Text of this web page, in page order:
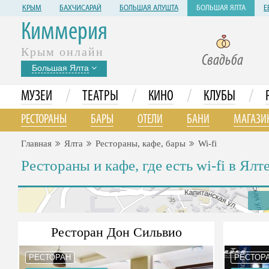
КРЫМ БАХЧИСАРАЙ БОЛЬШАЯ АЛУШТА БОЛЬШАЯ ЯЛТА
Киммерия
Крым онлайн
Большая Ялта Свадьба
МУЗЕИ / ТЕАТРЫ / КИНО / КЛУБЫ /
РЕСТОРАНЫ БАРЫ ОТЕЛИ БАНИ
Главная Ялта Рестораны, кафе, бары Wi-fi
Рестораны и кафе, где есть wi-fi в
Ресторан Дон Сильвио
РЕСТОРАН